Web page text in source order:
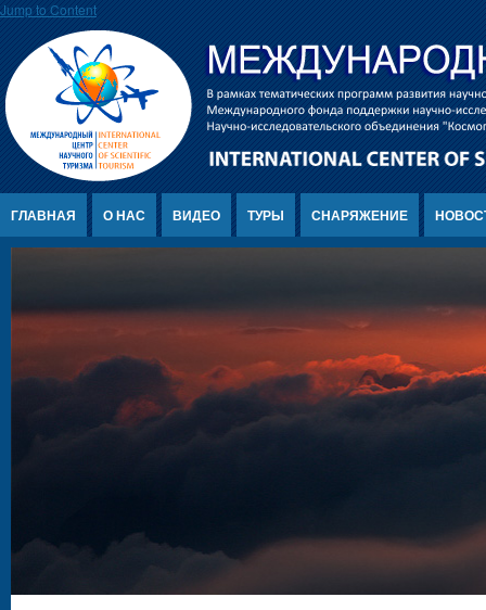
Jump to Content
ГЛАВНАЯ О НАС ВИДЕО ТУРЫ СНАРЯЖЕНИЕ